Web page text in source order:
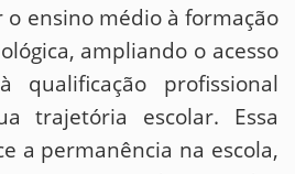
ensino médio à formação
ampliando o acesso
qualificação profissional
trajetória escolar. Essa
a permanência na escola,